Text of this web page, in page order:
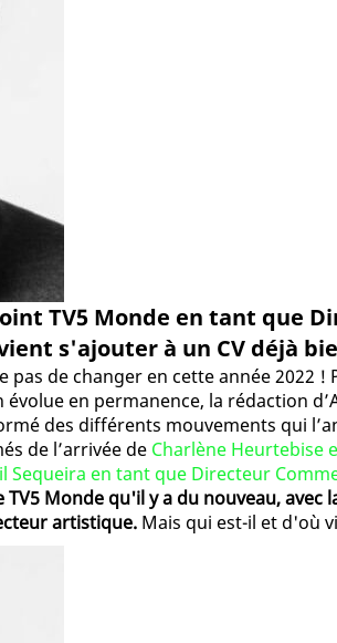
TV5 Monde en tant que
s'ajouter à un CV déjà
de changer en cette année 2022 !
en permanence, la rédaction
des différents mouvements qui
de l’arrivée de Charlène Heurtebise
Sequeira en tant que Directeur
TV5 Monde qu'il y a du nouveau, avec
artistique. Mais qui est-il et d'où